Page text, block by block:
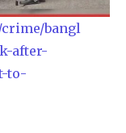
bangl
after-
to-